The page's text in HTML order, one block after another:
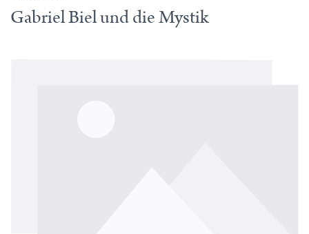
Gabriel Biel und die Mystik